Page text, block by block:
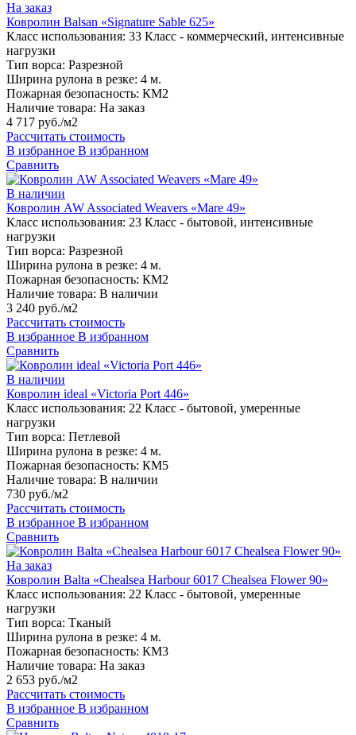
На заказ
Ковролин Balsan «Signature Sable 625»
Класс использования: 33 Класс - коммерческий, интенсивные
нагрузки
Тип ворса: Разрезной
Ширина рулона в резке: 4 м.
Пожарная безопасность: КМ2
Наличие товара: На заказ
4 717 руб./м2
Рассчитать стоимость
В избранное В избранном
Сравнить
В наличии
Ковролин AW Associated Weavers «Mare 49»
Класс использования: 23 Класс - бытовой, интенсивные
нагрузки
Тип ворса: Разрезной
Ширина рулона в резке: 4 м.
Пожарная безопасность: КМ2
Наличие товара: В наличии
3 240 руб./м2
Рассчитать стоимость
В избранное В избранном
Сравнить
В наличии
Ковролин ideal «Victoria Port 446»
Класс использования: 22 Класс - бытовой, умеренные
нагрузки
Тип ворса: Петлевой
Ширина рулона в резке: 4 м.
Пожарная безопасность: КМ5
Наличие товара: В наличии
730 руб./м2
Рассчитать стоимость
В избранное В избранном
Сравнить
На заказ
Ковролин Balta «Chealsea Harbour 6017 Chealsea Flower 90»
Класс использования: 22 Класс - бытовой, умеренные
нагрузки
Тип ворса: Тканый
Ширина рулона в резке: 4 м.
Пожарная безопасность: КМ3
Наличие товара: На заказ
2 653 руб./м2
Рассчитать стоимость
В избранное В избранном
Сравнить